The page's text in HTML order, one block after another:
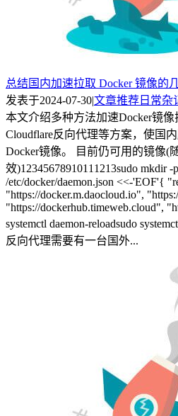
总结国内加速拉取 Docker 镜像的
发表于2024-07-30|文章推荐 日常杂
本文介绍多种方法加速Docker镜像
Cloudflare反向代理等方案，使国
Docker镜像。 目前仍可用的镜像(
效)12345678910111213sudo mkdir -
/etc/docker/daemon.json <<-'EOF'{
"https://docker.m.daocloud.io",
"https://dockerhub.timeweb.cloud",
systemctl daemon-reloadsudo
反向代理需要有一台国外...